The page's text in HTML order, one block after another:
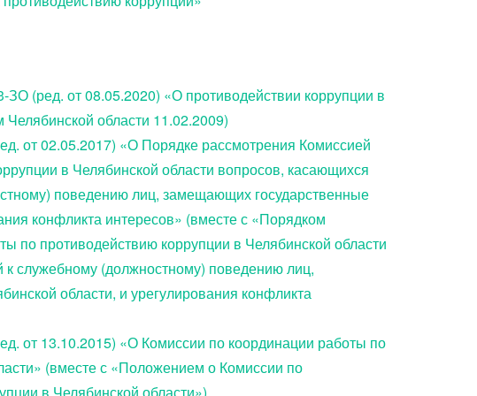
(ред. от 08.05.2020) «О противодействии коррупции в
области 11.02.2009)
от 02.05.2017) «О Порядке рассмотрения Комиссией
в Челябинской области вопросов, касающихся
поведению лиц, замещающих государственные
конфликта интересов» (вместе с «Порядком
по противодействию коррупции в Челябинской области
служебному (должностному) поведению лиц,
области, и урегулирования конфликта
от 13.10.2015) «О Комиссии по координации работы по
(вместе с «Положением о Комиссии по